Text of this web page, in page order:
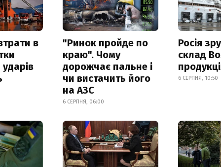
в
"Ринок пройде по
краю". Чому
дорожчає пальне і
чи вистачить його
на АЗС
6 СЕРПНЯ, 06:00
Росія
склад
6 СЕРПНЯ, 10:50